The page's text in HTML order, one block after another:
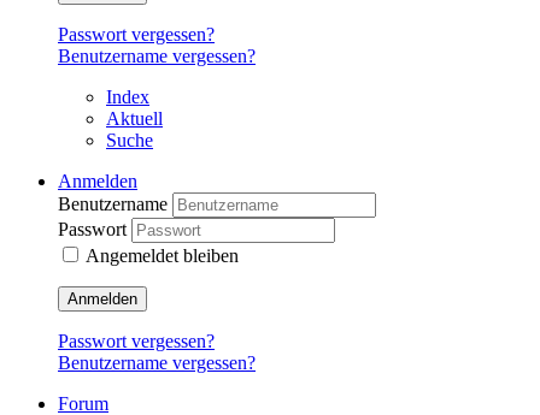
Passwort vergessen?
Benutzername vergessen?
Index
Aktuell
Suche
Anmelden
Benutzername
Passwort
Angemeldet bleiben
Anmelden
Passwort vergessen?
Benutzername vergessen?
Forum